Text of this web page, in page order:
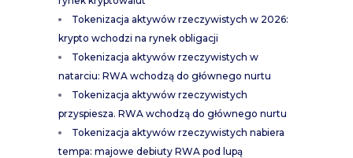
Tokenizacja aktywów rzeczywistych w 2026:
krypto wchodzi na rynek obligacji
Tokenizacja aktywów rzeczywistych w
natarciu: RWA wchodzą do głównego nurtu
Tokenizacja aktywów rzeczywistych
przyspiesza. RWA wchodzą do głównego nurtu
Tokenizacja aktywów rzeczywistych nabiera
tempa: majowe debiuty RWA pod lupą